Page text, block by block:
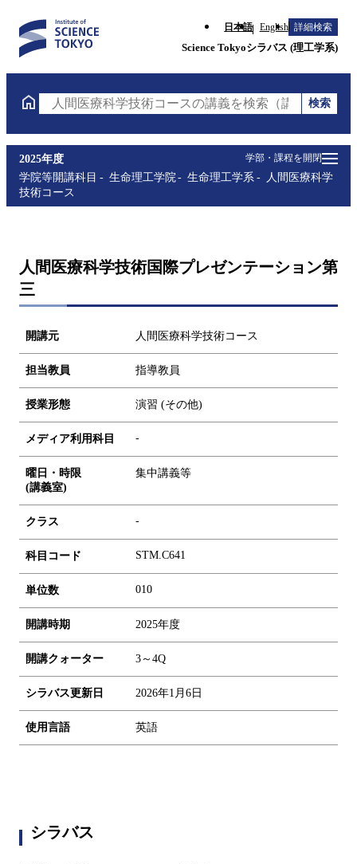
日本語 English 詳細検索
Science Tokyoシラバス (理工学系)
人間医療科学技術コースの講義を検索（講義名・科
検索
学部・課程を開閉
2025年度
学院等開講科目
生命理工学院 生命理工学系
人間医療科学
技術コース
人間医療科学技術国際プレゼンテーション第
三
開講元 人間医療科学技術コース
担当教員 指導教員
授業形態 演習 (その他)
メディア利用科目 -
曜日・時限
(講義室)
集中講義等
クラス -
科目コード STM.C641
単位数 010
開講時期 2025年度
開講クォーター 3～4Q
シラバス更新日 2026年1月6日
使用言語 英語
シラバス